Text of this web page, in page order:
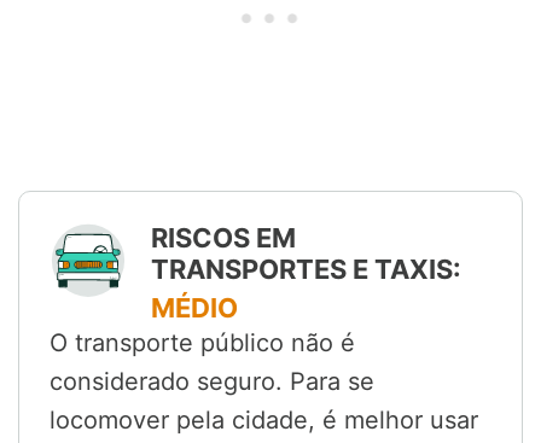
RISCOS EM
TRANSPORTES E TAXIS:
MÉDIO
O transporte público não é
considerado seguro. Para se
locomover pela cidade, é melhor usar